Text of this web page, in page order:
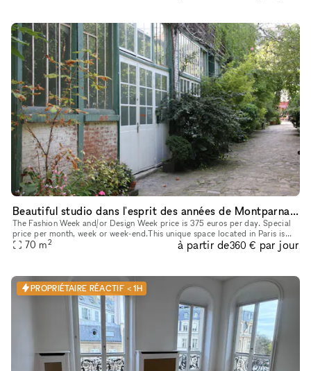
Beautiful studio dans l'esprit des années de Montparnasse
The Fashion Week and/or Design Week price is 375 euros per day. Special
price per month, week or week-end.This unique space located in Paris is
perfectly suited for art exhibitions, providing a versa
70 m2 à partir de360 € par jour
PROPRIÉTAIRE RÉACTIF < 1H